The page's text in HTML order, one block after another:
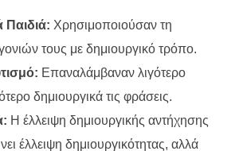
Παιδιά: Χρησιμοποιούσαν τη
τους με δημιουργικό τρόπο.
Επαναλάμβαναν λιγότερο
δημιουργικά τις φράσεις.
Η έλλειψη δημιουργικής αντήχησης
έλλειψη δημιουργικότητας, αλλά